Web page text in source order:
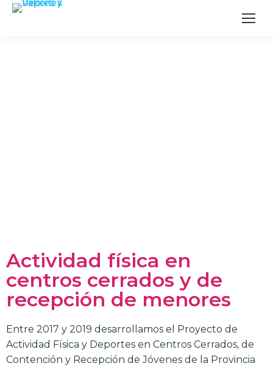
Actividad física en
centros cerrados y de
recepción de menores
Entre 2017 y 2019 desarrollamos el Proyecto de
Actividad Física y Deportes en Centros Cerrados, de
Contención y Recepción de Jóvenes de la Provincia